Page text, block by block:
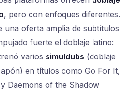
, pero con enfoques diferentes.
una oferta amplia de subtítulos
fuerte el doblaje latino:
varios simuldubs (doblaje
en títulos como Go For It,
Daemons of the Shadow